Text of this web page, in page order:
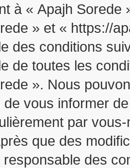
à « Apajh
» et « https://
des conditions
de toutes les
». Nous
vous informer
par
que des
responsable des